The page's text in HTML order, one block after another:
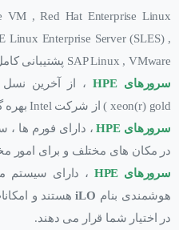
VM , Red Hat Enterprise Linux
Linux Enterprise Server (SLES) ,
SAP Linux , VMware پشتیبانی کامل می کنند.
سرورهای HPE
xeon(r) gold ) از شرکت Intel بهره گیری می کنند.
سرورهای HPE
، دارای فورم ها ،
در مکان های مختلف و برای امور
سرورهای HPE
، دارای سیستم
هوشمندی بنام iLOهستند و
در اختیار شما قرار می دهند.